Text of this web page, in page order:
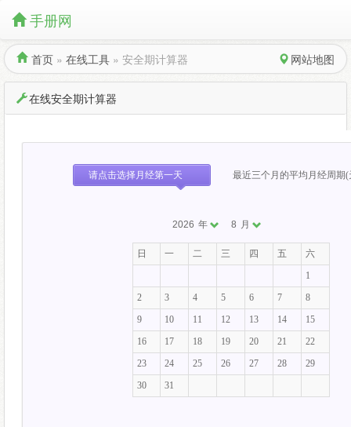
手册网
首页 » 在线工具 » 安全期计算器 网站地图
在线安全期计算器
请点击选择月经第一天 最近三个月的平均月经周期(
2026 年 8 月
日 一 二 三 四 五
六
1
2
3 4 5 6 7
8
9
10 11 12 13 14
15
16
17 18 19 20 21
22
23
24 25 26 27 28
29
30
31